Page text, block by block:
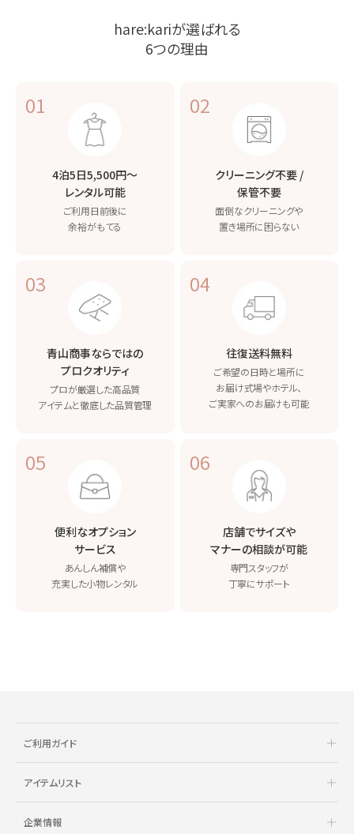
hare:kariが選ばれる
6つの理由
01
4泊5日5,500円〜
レンタル可能
ご利用日前後に
余裕がもてる
02
クリーニング不要 /
保管不要
面倒なクリーニングや
置き場所に困らない
03
青山商事ならではの
プロクオリティ
プロが厳選した高品質
アイテムと徹底した品質管理
04
往復送料無料
ご希望の日時と場所に
お届け式場やホテル、
ご実家へのお届けも可能
05
便利なオプション
サービス
あんしん補償や
充実した小物レンタル
06
店舗でサイズや
マナーの相談が可能
専門スタッフが
丁寧にサポート
ご利用ガイド
アイテムリスト
企業情報